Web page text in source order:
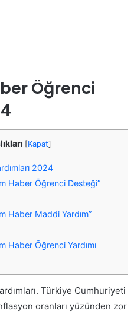
Öğrenci
[Kapat]
2024
Haber Öğrenci Desteği”
Haber Maddi Yardım”
Haber Öğrenci Yardımı
Türkiye Cumhuriyeti
oranları yüzünden zor